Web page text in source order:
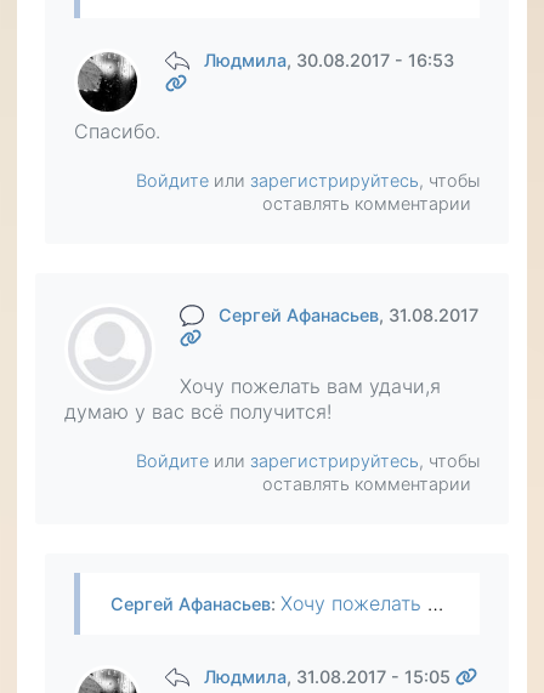
Людмила, 30.08.2017 - 16:53
Спасибо.
Войдите или зарегистрируйтесь, чтобы
оставлять комментарии
Сергей Афанасьев, 31.08.2017
Хочу пожелать вам удачи,я
думаю у вас всё получится!
Войдите или зарегистрируйтесь, чтобы
оставлять комментарии
Сергей Афанасьев: Хочу пожелать вам удачи,я думаю у вас всё получится!
Людмила, 31.08.2017 - 15:05